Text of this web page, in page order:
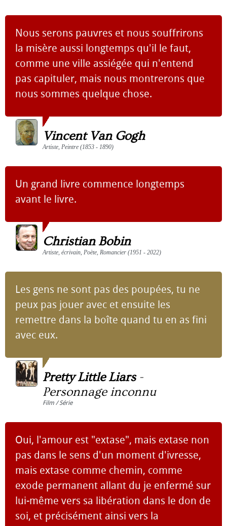
Nous serons pauvres et nous souffrirons
la misère aussi longtemps qu'il le faut,
comme une ville assiégée qui n'entend
pas capituler, mais nous montrerons que
nous sommes quelque chose.
Vincent Van Gogh
Artiste, Peintre (1853 - 1890)
Un grand livre commence longtemps
avant le livre.
Christian Bobin
Artiste, écrivain, Poète, Romancier (1951 - 2022)
Les gens ne sont pas des poupées, tu ne
peux pas jouer avec et ensuite les
remettre dans la boîte quand tu en as fini
avec eux.
Pretty Little Liars-
Personnage inconnu
Film / Série
Oui, l'amour est "extase", mais extase non
pas dans le sens d'un moment d'ivresse,
mais extase comme chemin, comme
exode permanent allant du je enfermé sur
lui-même vers sa libération dans le don de
soi, et précisément ainsi vers la